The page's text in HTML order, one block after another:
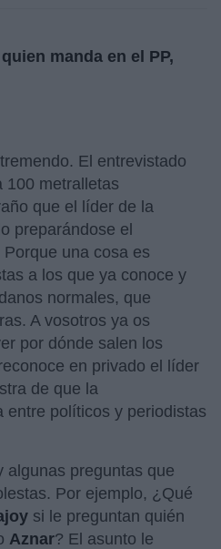
manda en el PP,
El entrevistado
100 metralletas
que el líder de la
preparándose el
una cosa es
a los que ya conoce y
normales, que
A vosotros ya os
por dónde salen los
en privado el líder
de que la
entre políticos y periodistas
algunas preguntas que
Por ejemplo, ¿Qué
si le preguntan quién
Aznar? El asunto le